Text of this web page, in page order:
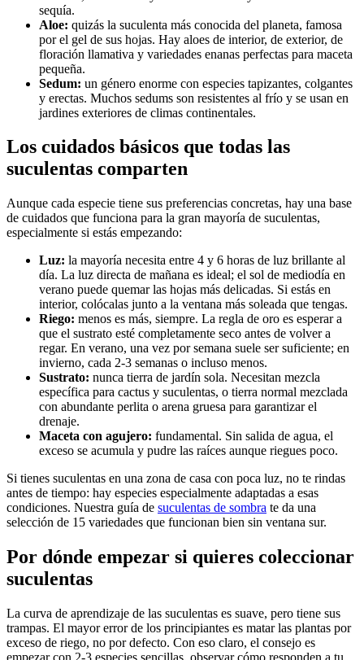
sequía.
Aloe: quizás la suculenta más conocida del planeta, famosa
por el gel de sus hojas. Hay aloes de interior, de exterior, de
floración llamativa y variedades enanas perfectas para maceta
pequeña.
Sedum: un género enorme con especies tapizantes, colgantes
y erectas. Muchos sedums son resistentes al frío y se usan en
jardines exteriores de climas continentales.
Los cuidados básicos que todas las
suculentas comparten
Aunque cada especie tiene sus preferencias concretas, hay una base
de cuidados que funciona para la gran mayoría de suculentas,
especialmente si estás empezando:
Luz: la mayoría necesita entre 4 y 6 horas de luz brillante al
día. La luz directa de mañana es ideal; el sol de mediodía en
verano puede quemar las hojas más delicadas. Si estás en
interior, colócalas junto a la ventana más soleada que tengas.
Riego: menos es más, siempre. La regla de oro es esperar a
que el sustrato esté completamente seco antes de volver a
regar. En verano, una vez por semana suele ser suficiente; en
invierno, cada 2-3 semanas o incluso menos.
Sustrato: nunca tierra de jardín sola. Necesitan mezcla
específica para cactus y suculentas, o tierra normal mezclada
con abundante perlita o arena gruesa para garantizar el
drenaje.
Maceta con agujero: fundamental. Sin salida de agua, el
exceso se acumula y pudre las raíces aunque riegues poco.
Si tienes suculentas en una zona de casa con poca luz, no te rindas
antes de tiempo: hay especies especialmente adaptadas a esas
condiciones. Nuestra guía de suculentas de sombra te da una
selección de 15 variedades que funcionan bien sin ventana sur.
Por dónde empezar si quieres coleccionar
suculentas
La curva de aprendizaje de las suculentas es suave, pero tiene sus
trampas. El mayor error de los principiantes es matar las plantas por
exceso de riego, no por defecto. Con eso claro, el consejo es